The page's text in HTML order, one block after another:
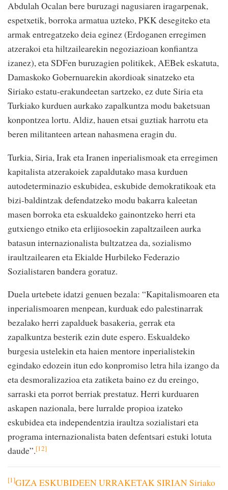
Abdulah Ocalan bere buruzagi nagusiaren iragarpenak,
espetxetik, borroka armatua uzteko, PKK desegiteko eta
armak entregatzeko deia eginez (Erdoganen erregimen
atzerakoi eta hiltzailearekin negoziazioan konfiantza
izanez), eta SDFen buruzagien politikek, AEBek eskatuta,
Damaskoko Gobernuarekin akordioak sinatzeko eta
Siriako estatu-erakundeetan sartzeko, ez dute Siria eta
Turkiako kurduen aurkako zapalkuntza modu baketsuan
konpontzea lortu. Aldiz, hauen etsai guztiak harrotu eta
beren militanteen artean nahasmena eragin du.
Turkia, Siria, Irak eta Iranen inperialismoak eta erregimen
kapitalista atzerakoiek zapaldutako masa kurduen
autodeterminazio eskubidea, eskubide demokratikoak eta
bizi-baldintzak defendatzeko modu bakarra kaleetan
masen borroka eta eskualdeko gainontzeko herri eta
gutxiengo etniko eta erlijiosoekin zapaltzaileen aurka
batasun internazionalista bultzatzea da, sozialismo
iraultzailearen eta Ekialde Hurbileko Federazio
Sozialistaren bandera goratuz.
Duela urtebete idatzi genuen bezala: “Kapitalismoaren eta
inperialismoaren menpean, kurduak edo palestinarrak
bezalako herri zapalduek basakeria, gerrak eta
zapalkuntza besterik ezin dute espero. Eskualdeko
burgesia ustelekin eta haien mentore inperialistekin
egindako edozein itun edo konpromiso letra hila izango da
eta desmoralizazioa eta zatiketa baino ez du ereingo,
sarraski eta porrot berriak prestatuz. Herri kurduaren
askapen nazionala, bere lurralde propioa izateko
eskubidea eta independentzia iraultza sozialistari eta
programa internazionalista baten defentsari estuki lotuta
daude”.[12]
[1]GIZA ESKUBIDEEN URRAKETAK SIRIAN Siriako